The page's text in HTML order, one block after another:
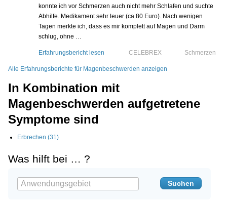
konnte ich vor Schmerzen auch nicht mehr Schlafen und suchte
Abhilfe. Medikament sehr teuer (ca 80 Euro). Nach wenigen
Tagen merkte ich, dass es mir komplett auf Magen und Darm
schlug, ohne …
Erfahrungsbericht lesen CELEBREX Schmerzen
Alle Erfahrungsberichte für Magenbeschwerden anzeigen
In Kombination mit
Magenbeschwerden aufgetretene
Symptome sind
Erbrechen (31)
Was hilft bei … ?